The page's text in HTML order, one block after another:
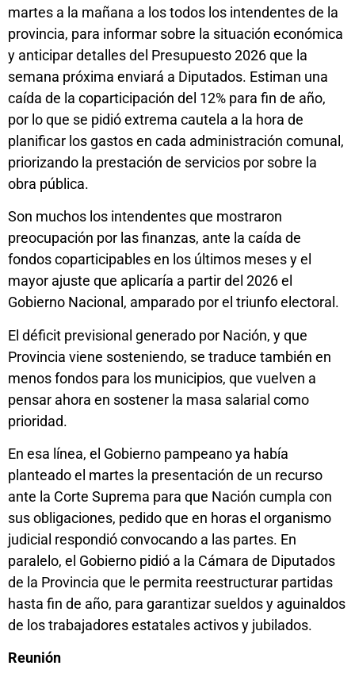
martes a la mañana a los todos los intendentes de la
provincia, para informar sobre la situación económica
y anticipar detalles del Presupuesto 2026 que la
semana próxima enviará a Diputados. Estiman una
caída de la coparticipación del 12% para fin de año,
por lo que se pidió extrema cautela a la hora de
planificar los gastos en cada administración comunal,
priorizando la prestación de servicios por sobre la
obra pública.
Son muchos los intendentes que mostraron
preocupación por las finanzas, ante la caída de
fondos coparticipables en los últimos meses y el
mayor ajuste que aplicaría a partir del 2026 el
Gobierno Nacional, amparado por el triunfo electoral.
El déficit previsional generado por Nación, y que
Provincia viene sosteniendo, se traduce también en
menos fondos para los municipios, que vuelven a
pensar ahora en sostener la masa salarial como
prioridad.
En esa línea, el Gobierno pampeano ya había
planteado el martes la presentación de un recurso
ante la Corte Suprema para que Nación cumpla con
sus obligaciones, pedido que en horas el organismo
judicial respondió convocando a las partes. En
paralelo, el Gobierno pidió a la Cámara de Diputados
de la Provincia que le permita reestructurar partidas
hasta fin de año, para garantizar sueldos y aguinaldos
de los trabajadores estatales activos y jubilados.
Reunión